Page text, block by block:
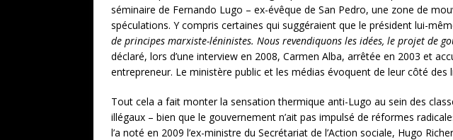
séminaire de Fernando Lugo – ex-évêque de San Pedro, une zone de
spéculations. Y compris certaines qui suggéraient que le président lui-
de principes marxiste-léninistes. Nous revendiquons les idées, le projet de
déclaré, lors d’une interview en 2008, Carmen Alba, arrêtée en 2003 et
entrepreneur. Le ministère public et les médias évoquent de leur côté des
Tout cela a fait monter la sensation thermique anti-Lugo au sein des
illégaux – bien que le gouvernement n’ait pas impulsé de réformes
l’a noté en 2009 l’ex-ministre du Secrétariat de l’Action sociale, Hugo